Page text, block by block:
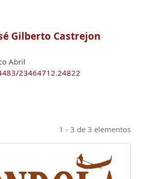
Gilberto Castrejon
Abril
23464712.24822
1 - 3 de 3 elementos